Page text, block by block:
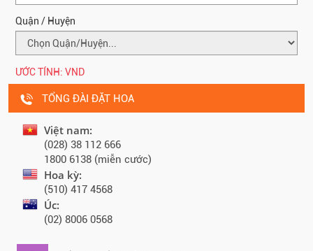
Quận / Huyện
ƯỚC TÍNH: VND
TỔNG ĐÀI ĐẶT HOA
Việt nam:
(028) 38 112 666
1800 6138 (miễn cước)
Hoa kỳ:
(510) 417 4568
Úc:
(02) 8006 0568